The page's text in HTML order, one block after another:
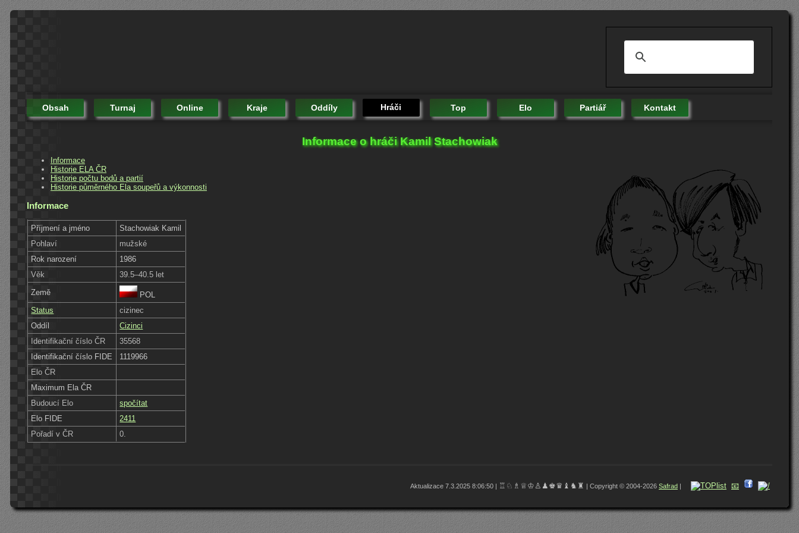
Obsah Turnaj Online Kraje Oddíly Hráči Top Elo Partiář Kontakt
Informace o hráči Kamil Stachowiak
Informace
Historie ELA ČR
Historie počtu bodů a partií
Historie půměrného Ela soupeřů a výkonnosti
Informace
Příjmení a jméno
Stachowiak Kamil
Pohlaví
mužské
Rok narození
1986
Věk
39.5–40.5 let
Země
POL
Status
cizinec
Oddíl
Cizinci
Identifikační číslo ČR
35568
Identifikační číslo FIDE
1119966
Elo ČR
Maximum Ela ČR
Budoucí Elo
spočítat
Elo FIDE
2411
Pořadí v ČR
0.
Aktualizace 7.3.2025 8:06:50 | ♖♘♗♕♔♙♟♚♛♝♞♜ | Copyright © 2004-2026 Safrad | 📧